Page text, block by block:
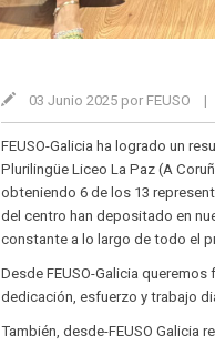
03 Junio 2025 por FEUSO |
FEUSO-Galicia ha logrado un
Plurilingüe Liceo La Paz (A
obteniendo 6 de los 13
del centro han depositado en
constante a lo largo de todo el
Desde FEUSO-Galicia
dedicación, esfuerzo y trabajo
También, desde-FEUSO Galicia